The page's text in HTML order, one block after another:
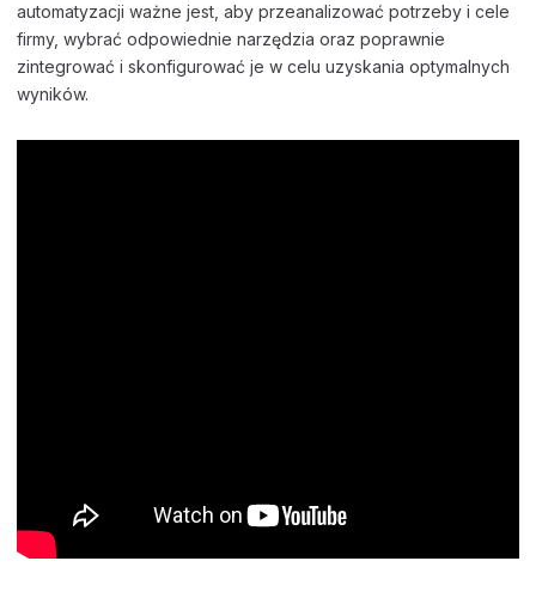
automatyzacji ważne jest, aby przeanalizować potrzeby i cele
firmy, wybrać odpowiednie narzędzia oraz poprawnie
zintegrować i skonfigurować je w celu uzyskania optymalnych
wyników.